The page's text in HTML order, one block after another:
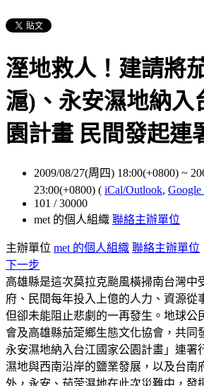
溼地救人！建請將
滬)、永安濕地納入
園計畫 民間發起連
2009/08/27(周四) 18:00(+0800) ~
23:00(+0800) ( iCal/Outlook,
101 / 30000
met 的個人組織 聯絡主辦單位
主辦單位 met 的個人組織 聯絡主辦單位
下一步
高雄縣是這次莫拉克颱風橫掃南台灣中
府、民間每年投入上億的人力、資源從
但卻未能阻止悲劇的一再發生。地球公
會及高雄縣茄萣鄉生態文化協會，共同
永安濕地納入台江國家公園計畫」連署
濕地與西南沿岸的鹽業發展，以及台南
外，永安、茄萣濕地在此次災難中，發